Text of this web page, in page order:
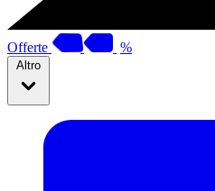
Offerte %
Altro